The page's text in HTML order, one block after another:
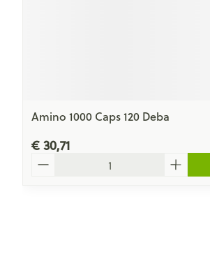
Amino 1000 Caps 120 Deba
€ 30,71